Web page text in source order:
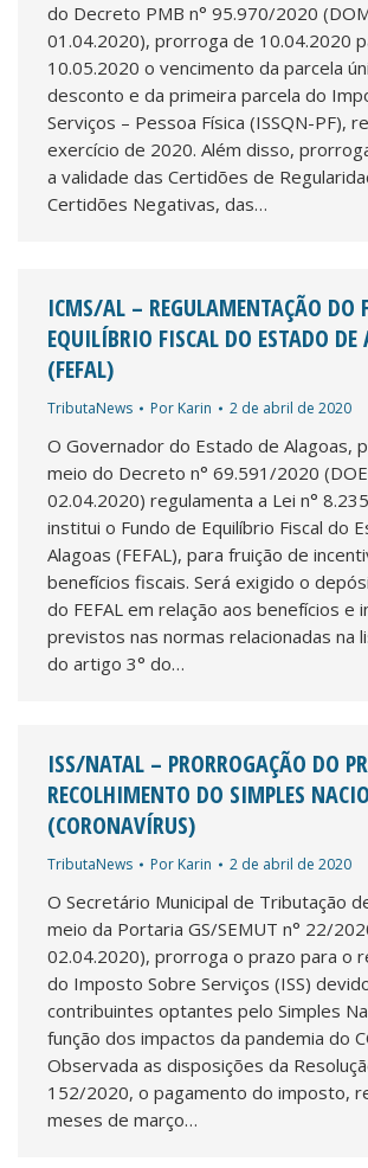
do Decreto PMB n° 95.970/2020
01.04.2020), prorroga de 10.04.2020
10.05.2020 o vencimento da parcela
desconto e da primeira parcela do
Serviços – Pessoa Física (ISSQN-PF),
exercício de 2020. Além disso,
a validade das Certidões de
Certidões Negativas, das…
ICMS/AL – REGULAMENTAÇÃO DO
EQUILÍBRIO FISCAL DO ESTADO DE
(FEFAL)
TributaNews Por Karin 2 de abril de 2020
O Governador do Estado de Alagoas,
meio do Decreto n° 69.591/2020
02.04.2020) regulamenta a Lei n°
institui o Fundo de Equilíbrio Fiscal do
Alagoas (FEFAL), para fruição de
benefícios fiscais. Será exigido o
do FEFAL em relação aos benefícios e
previstos nas normas relacionadas na
do artigo 3° do…
ISS/NATAL – PRORROGAÇÃO DO
RECOLHIMENTO DO SIMPLES
(CORONAVÍRUS)
TributaNews Por Karin 2 de abril de 2020
O Secretário Municipal de Tributação
meio da Portaria GS/SEMUT n° 22/
02.04.2020), prorroga o prazo para o
do Imposto Sobre Serviços (ISS)
contribuintes optantes pelo Simples
função dos impactos da pandemia do
Observada as disposições da
152/2020, o pagamento do imposto,
meses de março…